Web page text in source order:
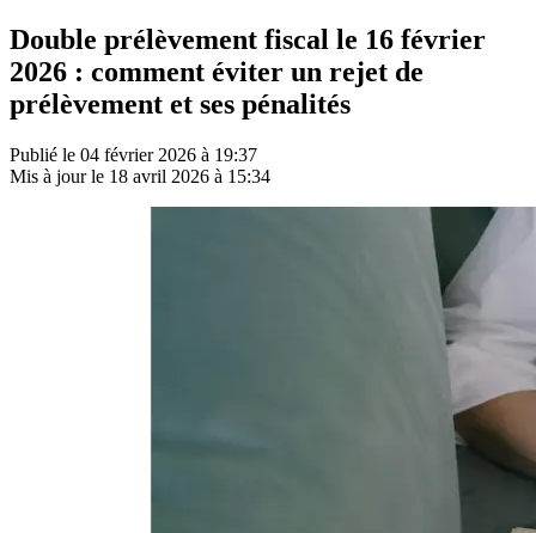
Double prélèvement fiscal le 16 février
2026 : comment éviter un rejet de
prélèvement et ses pénalités
Publié le 04 février 2026 à 19:37
Mis à jour le 18 avril 2026 à 15:34